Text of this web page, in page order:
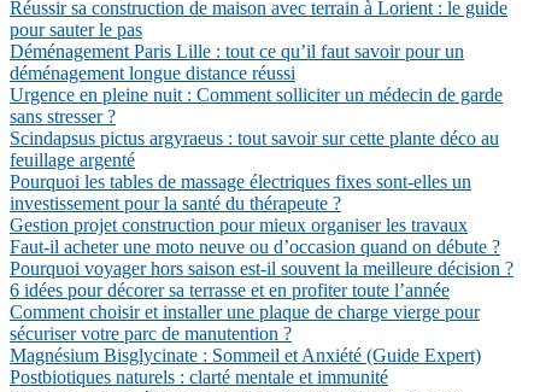
Réussir sa construction de maison avec terrain à Lorient : le guide
pour sauter le pas
Déménagement Paris Lille : tout ce qu’il faut savoir pour un
déménagement longue distance réussi
Urgence en pleine nuit : Comment solliciter un médecin de garde
sans stresser ?
Scindapsus pictus argyraeus : tout savoir sur cette plante déco au
feuillage argenté
Pourquoi les tables de massage électriques fixes sont-elles un
investissement pour la santé du thérapeute ?
Gestion projet construction pour mieux organiser les travaux
Faut-il acheter une moto neuve ou d’occasion quand on débute ?
Pourquoi voyager hors saison est-il souvent la meilleure décision ?
6 idées pour décorer sa terrasse et en profiter toute l’année
Comment choisir et installer une plaque de charge vierge pour
sécuriser votre parc de manutention ?
Magnésium Bisglycinate : Sommeil et Anxiété (Guide Expert)
Postbiotiques naturels : clarté mentale et immunité